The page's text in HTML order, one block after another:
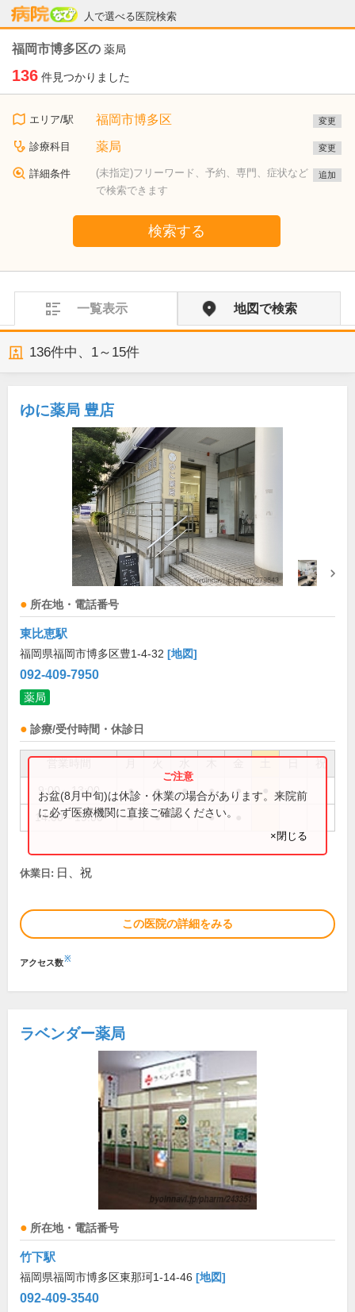
人で選べる医院検索
病院なび
福岡市博多区の 薬局
136 件見つかりました
エリア/駅 福岡市博多区 変更
診療科目 薬局 変更
詳細条件
(未指定)フリーワード、予約、専門、症状など
で検索できます
追加
検索する
一覧表示 地図で検索
136件中、 1～15件
ゆに薬局 豊店
所在地・電話番号
東比恵駅
福岡県福岡市博多区豊1-4-32 [地図]
092-409-7950
薬局
診療/受付時間・休診日
祝
9:00～13:00 ● ● ● ● ●
14:00～19:00 ● ● ●
お盆(8月中旬)は休診・休業の場合があります。来院前
に必ず医療機関に直接ご確認ください。
×閉じる
休業日: 日、祝
この医院の詳細をみる
アクセス数※
ラベンダー薬局
所在地・電話番号
竹下駅
福岡県福岡市博多区東那珂1-14-46 [地図]
092-409-3540